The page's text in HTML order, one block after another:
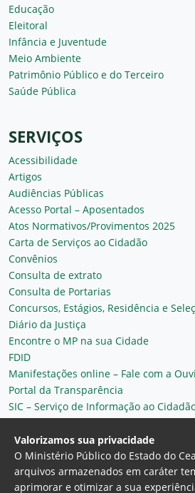
Educação
Eleitoral
Infância e Juventude
Meio Ambiente
Patrimônio Público e do Terceiro
Saúde Pública
SERVIÇOS
Acessibilidade
Artigos
Audiências Públicas
Acesso Portal – Aposentados
Atos Normativos/Provimentos 2025
Carta de Serviços ao Cidadão
Convênios
Consulta de extrato
Consulta de Portarias
Concursos, Estágios, Residência e
Diário da Justiça
Encontre o MP na sua Cidade
FDID
Manifestações online – Fale com a
Portal da Transparência
SIC – Serviço de Informação ao
Plantão MP do Ceará
Secretaria Geral
Valorizamos sua privacidade
O Ministério Público do Estado do
arquivos armazenados em caráter
aprimorar e otimizar a sua